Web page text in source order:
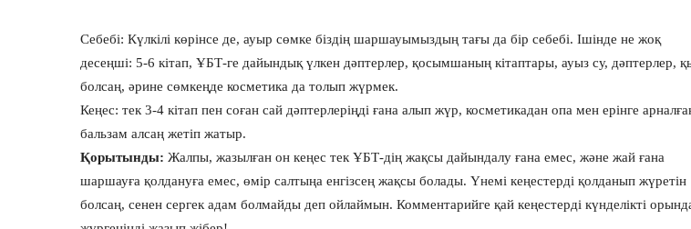
Себебі: Күлкілі көрінсе де, ауыр сөмке біздің шаршауымыздың тағы да бір себебі. Ішінде не жоқ
десеңші: 5-6 кітап, ҰБТ-ге дайындық үлкен дәптерлер, қосымшаның кітаптары, ауыз су, дәптерлер,
болсаң, әрине сөмкеңде косметика да толып жүрмек.
Кеңес: тек 3-4 кітап пен соған сай дәптерлеріңді ғана алып жүр, косметикадан опа мен ерінге
бальзам алсаң жетіп жатыр.
Қорытынды: Жалпы, жазылған он кеңес тек ҰБТ-дің жақсы дайындалу ғана емес, және жай ғана
шаршауға қолдануға емес, өмір салтыңа енгізсең жақсы болады. Үнемі кеңестерді қолданып жүретін
болсаң, сенен сергек адам болмайды деп ойлаймын. Комментарийге қай кеңестерді күнделікті